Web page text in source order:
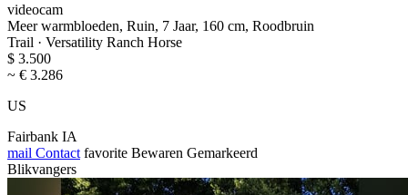
videocam
Meer warmbloeden, Ruin, 7 Jaar, 160 cm, Roodbruin
Trail · Versatility Ranch Horse
$ 3.500
~ € 3.286
US
Fairbank IA
mail Contact favorite Bewaren Gemarkeerd
Blikvangers